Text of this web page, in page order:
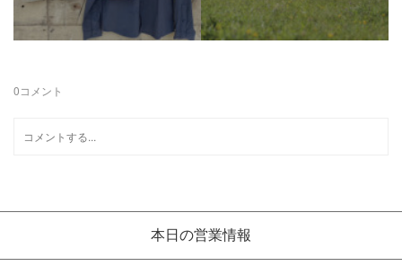
0コメント
本日の営業情報